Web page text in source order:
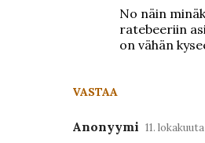
VASTAA
No näin
ratebeeriin
on vähän
Anonyymi 11.